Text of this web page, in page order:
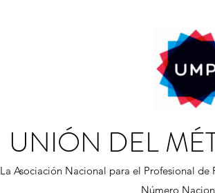
UNIÓN DEL
La Asociación Nacional para el Profesional de
Número